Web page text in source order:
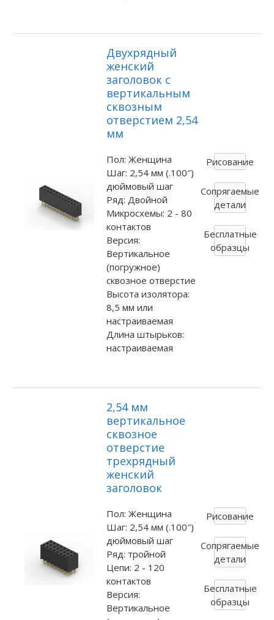
Двухрядный
женский
заголовок с
вертикальным
сквозным
отверстием 2,54
мм
Пол: Женщина
Шаг: 2,54 мм (.100″)
дюймовый шаг
Ряд: Двойной
Микросхемы: 2 - 80
контактов
Версия:
Вертикальное
(погружное)
сквозное отверстие
Высота изолятора:
8,5 мм или
настраиваемая
Длина штырьков:
настраиваемая
Рисование
Сопрягаемые
детали
Бесплатные
образцы
2,54 мм
вертикальное
сквозное
отверстие
трехрядный
женский
заголовок
Пол: Женщина
Шаг: 2,54 мм (.100″)
дюймовый шаг
Ряд: тройной
Цепи: 2 - 120
контактов
Версия:
Вертикальное
Рисование
Сопрягаемые
детали
Бесплатные
образцы